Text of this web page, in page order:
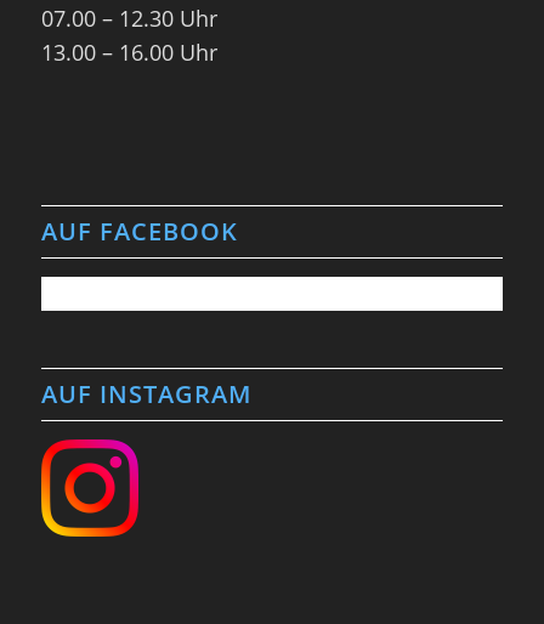
07.00 – 12.30 Uhr
13.00 – 16.00 Uhr
AUF FACEBOOK
AUF INSTAGRAM